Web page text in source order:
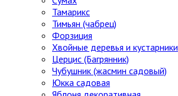
Тамарикс
Тимьян (чабрец)
Форзиция
Хвойные деревья и кустарники
Церцис (Багрянник)
Чубушник (жасмин садовый)
Юкка садовая